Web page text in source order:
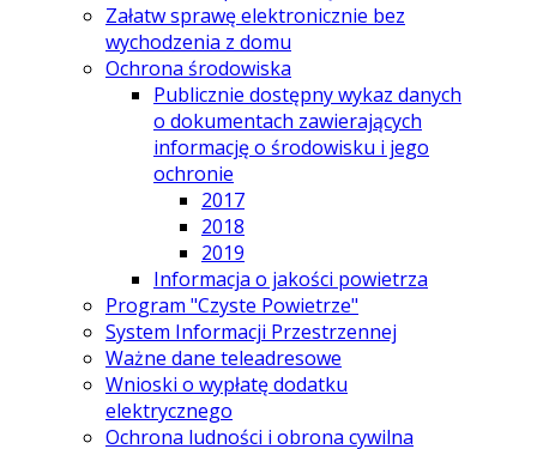
Załatw sprawę elektronicznie bez
wychodzenia z domu
Ochrona środowiska
Publicznie dostępny wykaz danych
o dokumentach zawierających
informację o środowisku i jego
ochronie
2017
2018
2019
Informacja o jakości powietrza
Program "Czyste Powietrze"
System Informacji Przestrzennej
Ważne dane teleadresowe
Wnioski o wypłatę dodatku
elektrycznego
Ochrona ludności i obrona cywilna